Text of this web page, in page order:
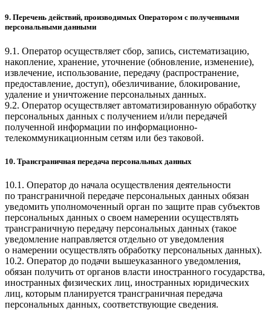
9. Перечень действий, производимых Оператором с полученными
персональными данными
9.1. Оператор осуществляет сбор, запись, систематизацию,
накопление, хранение, уточнение (обновление, изменение),
извлечение, использование, передачу (распространение,
предоставление, доступ), обезличивание, блокирование,
удаление и уничтожение персональных данных.
9.2. Оператор осуществляет автоматизированную обработку
персональных данных с получением и/или передачей
полученной информации по информационно-
телекоммуникационным сетям или без таковой.
10. Трансграничная передача персональных данных
10.1. Оператор до начала осуществления деятельности
по трансграничной передаче персональных данных обязан
уведомить уполномоченный орган по защите прав субъектов
персональных данных о своем намерении осуществлять
трансграничную передачу персональных данных (такое
уведомление направляется отдельно от уведомления
о намерении осуществлять обработку персональных данных).
10.2. Оператор до подачи вышеуказанного уведомления,
обязан получить от органов власти иностранного государства,
иностранных физических лиц, иностранных юридических
лиц, которым планируется трансграничная передача
персональных данных, соответствующие сведения.